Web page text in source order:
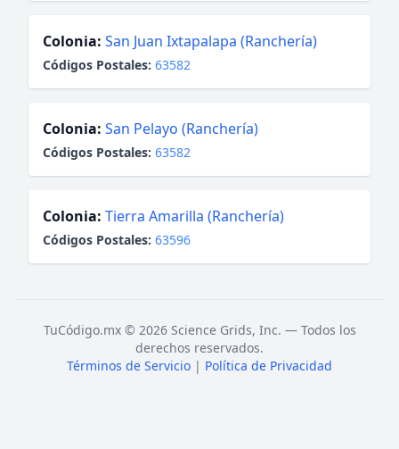
Colonia: San Juan Ixtapalapa (Ranchería)
Códigos Postales: 63582
Colonia: San Pelayo (Ranchería)
Códigos Postales: 63582
Colonia: Tierra Amarilla (Ranchería)
Códigos Postales: 63596
TuCódigo.mx © 2026 Science Grids, Inc. — Todos los
derechos reservados.
Términos de Servicio | Política de Privacidad